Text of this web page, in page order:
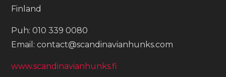
Finland
Puh: 010 339 0080
Email: contact@scandinavianhunks.com
www.scandinavianhunks.fi